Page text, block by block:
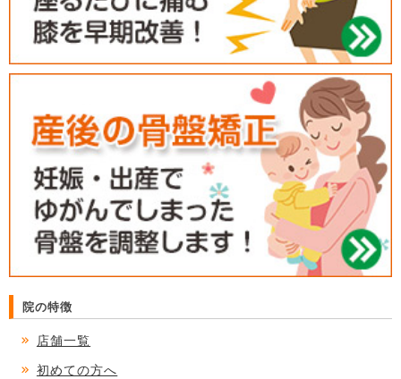
院の特徴
店舗一覧
初めての方へ